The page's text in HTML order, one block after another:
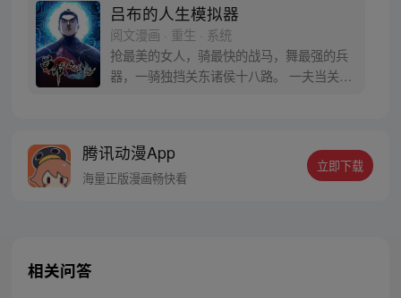
吕布的人生模拟器
阅文漫画 · 重生 · 系统
抢最美的女人，骑最快的战马，舞最强的兵
器，一骑独挡关东诸侯十八路。 一夫当关万
瞬息千百世轮回， 历尽沧桑，百炼成钢。 试
问现在的吕布奉先，能否抵得住‘白门楼’的宿
腾讯动漫App
海量正版漫画畅快看
立即下载
相关问答